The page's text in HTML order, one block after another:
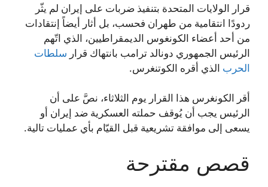
قرار الولايات المتحدة بتنفيذ ضربات على إيران لم يثّر
ردودًا انتقامية من طهران فحسب، بل أثار أيضاً إنتقادات
من أحد أعضاء الكونغوس الديمقراطيين، الذي اتّهم
الرئيس الجمهوري دونالد ترامب بانتهاك قرار سلطات
الحرب الذي أقره الكوتنغرس.
أقر الكونغرس هذا القرار يوم الثلاثاء، نصَّ على أن
الرئيس يجب أن يُوقف حملته العسكرية ضد إيران أو
يسعى إلى موافقة تشريعية قبل القيّام بأي عمليات تالية.
قصص مقترحة